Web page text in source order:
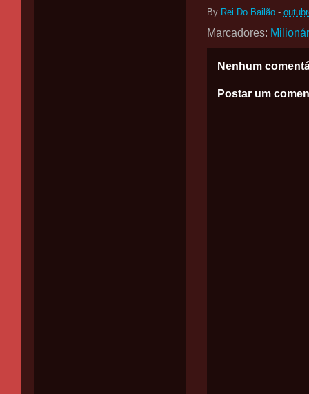
By Rei Do Bailão -
Marcadores:
Nenhum
Postar um